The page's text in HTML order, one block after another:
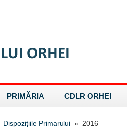
PRIMĂRIA CDLR ORHEI
Dispozițiile Primarului » 2016